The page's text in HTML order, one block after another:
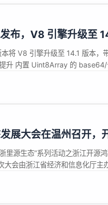
布，V8 引擎升级至
将 V8 引擎升级至 14.1 版本，
升 内置 Uint8Array 的 base64/
。 本次发布强化了默认安全应
展大会在温州召开，
里源生态”系列活动之浙江开源
大会由浙江省经济和信息化厅主
有限公司、民进浙江省委会开明